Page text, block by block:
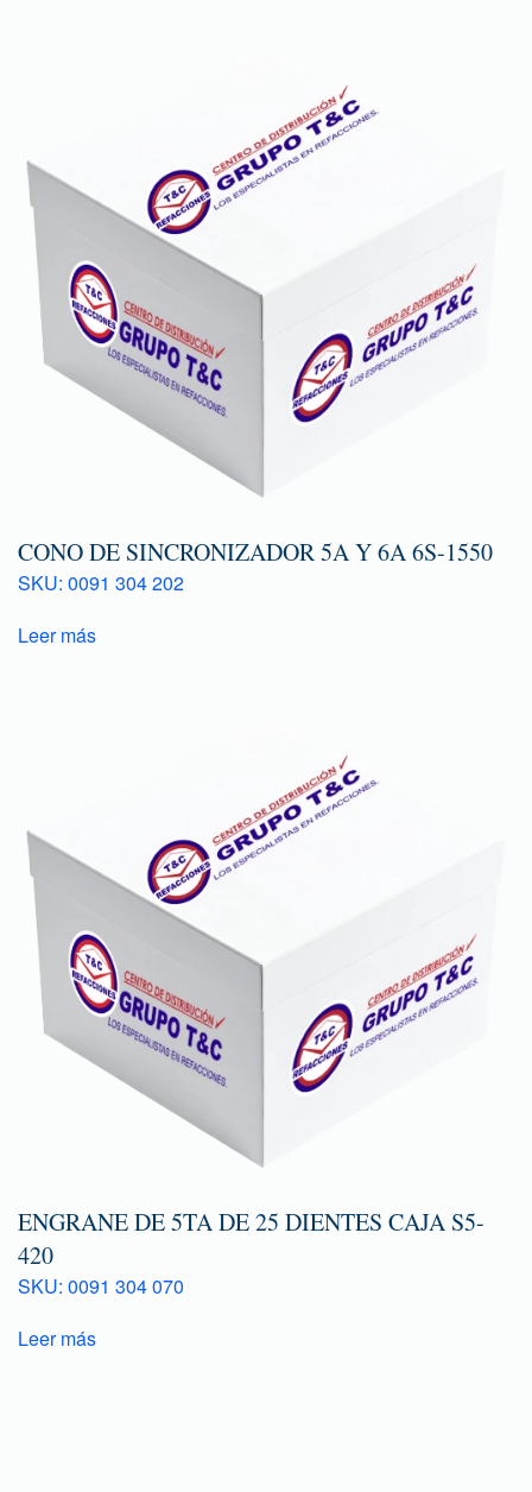
CONO DE SINCRONIZADOR 5A Y 6A 6S-1550
SKU: 0091 304 202
Leer más
ENGRANE DE 5TA DE 25 DIENTES CAJA S5-
420
SKU: 0091 304 070
Leer más